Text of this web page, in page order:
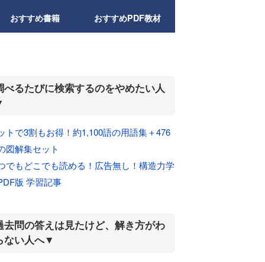
おすすめ書籍 おすすめPDF教材
るたびに検索するのをやめたい人
トで3割もお得！約1,100語の用語集＋476
図解集セット
でもどこでも読める！広告無し！構造力学
版 学習記事
問の答えは見たけど、解き方がわ
ない人へ▼